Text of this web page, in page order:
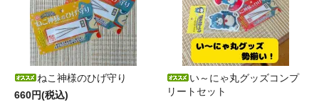
ねこ神様のひげ守り
660円(税込)
い～にゃ丸グッズコンプ
リートセット